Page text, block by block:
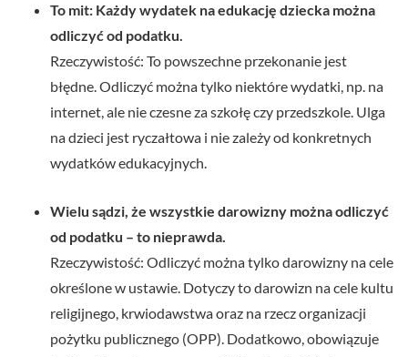
To mit: Każdy wydatek na edukację dziecka można
odliczyć od podatku.
Rzeczywistość: To powszechne przekonanie jest
błędne. Odliczyć można tylko niektóre wydatki, np. na
internet, ale nie czesne za szkołę czy przedszkole. Ulga
na dzieci jest ryczałtowa i nie zależy od konkretnych
wydatków edukacyjnych.
Wielu sądzi, że wszystkie darowizny można odliczyć
od podatku – to nieprawda.
Rzeczywistość: Odliczyć można tylko darowizny na cele
określone w ustawie. Dotyczy to darowizn na cele kultu
religijnego, krwiodawstwa oraz na rzecz organizacji
pożytku publicznego (OPP). Dodatkowo, obowiązuje